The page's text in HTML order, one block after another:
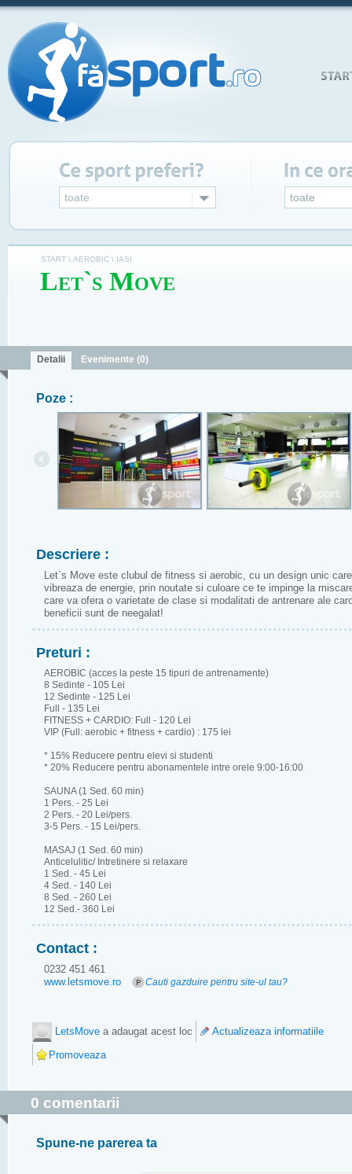
toate toate
Let`s Move
START \ AEROBIC \ IASI
Detalii Evenimente (0)
Poze :
Descriere :
Let`s Move este clubul de fitness si aerobic, cu un design unic care
vibreaza de energie, prin noutate si culoare ce te impinge la
care va ofera o varietate de clase si modalitati de antrenare ale
beneficii sunt de neegalat!
Preturi :
AEROBIC (acces la peste 15 tipuri de antrenamente)
8 Sedinte - 105 Lei
12 Sedinte - 125 Lei
Full - 135 Lei
FITNESS + CARDIO: Full - 120 Lei
VIP (Full: aerobic + fitness + cardio) : 175 lei
* 15% Reducere pentru elevi si studenti
* 20% Reducere pentru abonamentele intre orele 9:00-16:00
SAUNA (1 Sed. 60 min)
1 Pers. - 25 Lei
2 Pers. - 20 Lei/pers.
3-5 Pers. - 15 Lei/pers.
MASAJ (1 Sed. 60 min)
Anticelulitic/ Intretinere si relaxare
1 Sed. - 45 Lei
4 Sed. - 140 Lei
8 Sed. - 260 Lei
12 Sed.- 360 Lei
Contact :
0232 451 461
www.letsmove.ro
Cauti gazduire pentru site-ul tau?
LetsMove a adaugat acest loc
Actualizeaza informatiile
Promoveaza
0 comentarii
Spune-ne parerea ta